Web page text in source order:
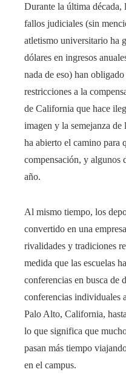
Durante la última década,
fallos judiciales (sin
atletismo universitario ha
dólares en ingresos
nada de eso) han
restricciones a la
de California que hace
imagen y la semejanza
ha abierto el camino para
compensación, y algunos
año.
Al mismo tiempo, los
convertido en una
rivalidades y tradiciones
medida que las escuelas
conferencias en busca de
conferencias individuales
Palo Alto, California,
lo que significa que
pasan más tiempo
en el campus.